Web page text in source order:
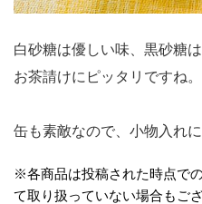
白砂糖は優しい味、黒砂糖
お茶請けにピッタリですね。
缶も素敵なので、小物入れ
※各商品は投稿された時点で
て取り扱っていない場合もご